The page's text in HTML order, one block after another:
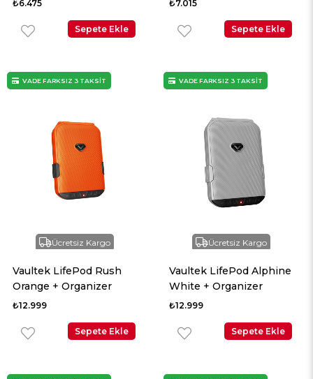
₺6.475
Sepete Ekle
₺7.015
Sepete Ekle
Ücretsiz Kargo
Vaultek LifePod Rush
Orange + Organizer
₺12.999
Sepete Ekle
VADE FARKSIZ 3 TAKSİT
Ücretsiz Kargo
Vaultek LifePod Alphine
White + Organizer
₺12.999
Sepete Ekle
VADE FARKSIZ 3 TAKSİT